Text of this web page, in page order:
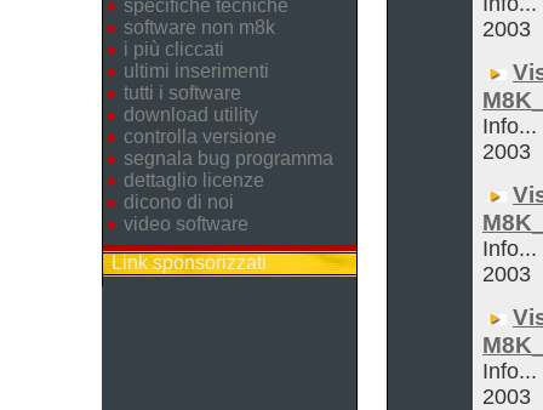
specifiche tecniche
software non m8k
i più cliccati
ultimi inserimenti
tutti i software
download utility
controlla versione
segnala bug programma
dettaglio licenze
dicono di noi
video software
Link sponsorizzati
2003
Info...
2003
Info...
2003
Info...
2003